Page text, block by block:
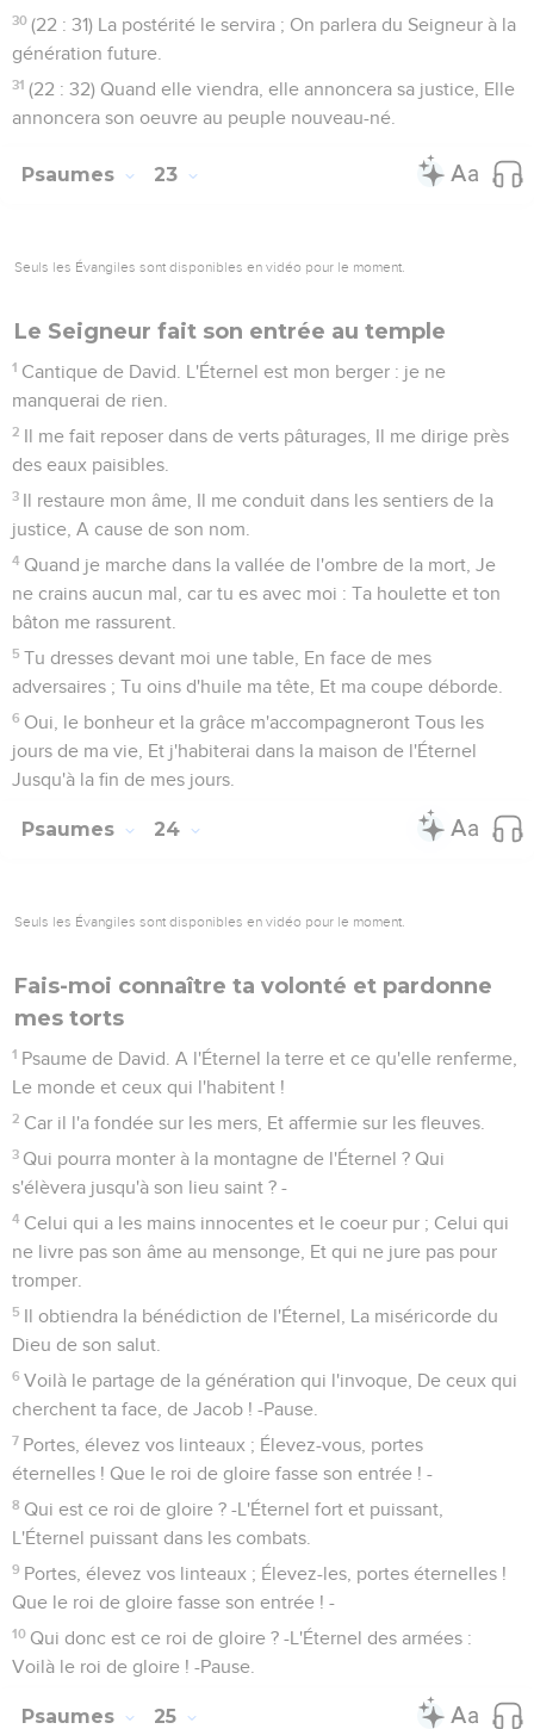
30 (22 : 31) La postérité le servira ; On parlera du Seigneur à la
génération future.
31 (22 : 32) Quand elle viendra, elle annoncera sa justice, Elle
annoncera son oeuvre au peuple nouveau-né.
Psaumes 23
Seuls les Évangiles sont disponibles en vidéo pour le moment.
Le Seigneur fait son entrée au temple
1 Cantique de David. L'Éternel est mon berger : je ne
manquerai de rien.
2 Il me fait reposer dans de verts pâturages, Il me dirige près
des eaux paisibles.
3 Il restaure mon âme, Il me conduit dans les sentiers de la
justice, A cause de son nom.
4 Quand je marche dans la vallée de l'ombre de la mort, Je
ne crains aucun mal, car tu es avec moi : Ta houlette et ton
bâton me rassurent.
5 Tu dresses devant moi une table, En face de mes
adversaires ; Tu oins d'huile ma tête, Et ma coupe déborde.
6 Oui, le bonheur et la grâce m'accompagneront Tous les
jours de ma vie, Et j'habiterai dans la maison de l'Éternel
Jusqu'à la fin de mes jours.
Psaumes 24
Seuls les Évangiles sont disponibles en vidéo pour le moment.
Fais-moi connaître ta volonté et pardonne
mes torts
1 Psaume de David. A l'Éternel la terre et ce qu'elle renferme,
Le monde et ceux qui l'habitent !
2 Car il l'a fondée sur les mers, Et affermie sur les fleuves.
3 Qui pourra monter à la montagne de l'Éternel ? Qui
s'élèvera jusqu'à son lieu saint ? -
4 Celui qui a les mains innocentes et le coeur pur ; Celui qui
ne livre pas son âme au mensonge, Et qui ne jure pas pour
tromper.
5 Il obtiendra la bénédiction de l'Éternel, La miséricorde du
Dieu de son salut.
6 Voilà le partage de la génération qui l'invoque, De ceux qui
cherchent ta face, de Jacob ! -Pause.
7 Portes, élevez vos linteaux ; Élevez-vous, portes
éternelles ! Que le roi de gloire fasse son entrée ! -
8 Qui est ce roi de gloire ? -L'Éternel fort et puissant,
L'Éternel puissant dans les combats.
9 Portes, élevez vos linteaux ; Élevez-les, portes éternelles !
Que le roi de gloire fasse son entrée ! -
10 Qui donc est ce roi de gloire ? -L'Éternel des armées :
Voilà le roi de gloire ! -Pause.
Psaumes 25